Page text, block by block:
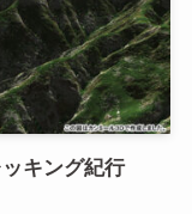
キング紀行